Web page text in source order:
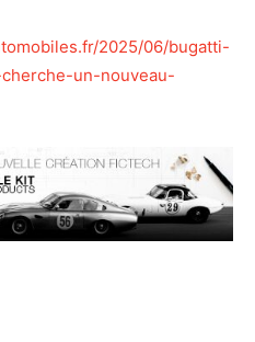
2025/06/bugatti-
un-nouveau-